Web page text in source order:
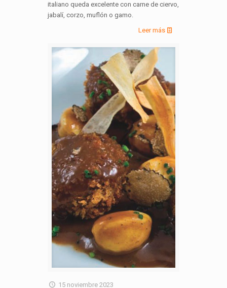
italiano queda excelente con carne de ciervo,
jabalí, corzo, muflón o gamo.
Leer más
15 noviembre 2023